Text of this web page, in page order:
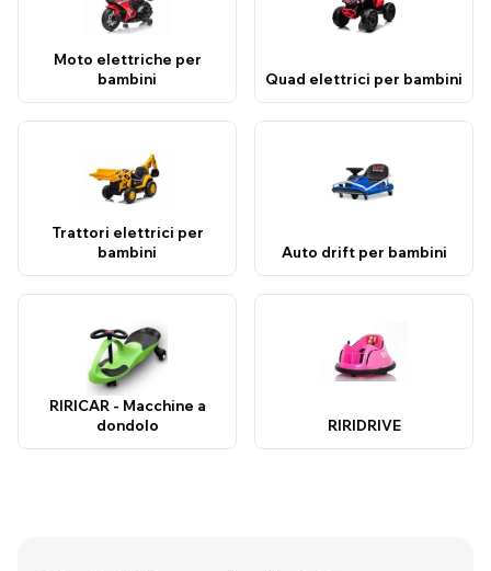
Moto elettriche per
bambini
Quad elettrici per bambini
Trattori elettrici per
bambini
Auto drift per bambini
RIRICAR - Macchine a
dondolo
RIRIDRIVE